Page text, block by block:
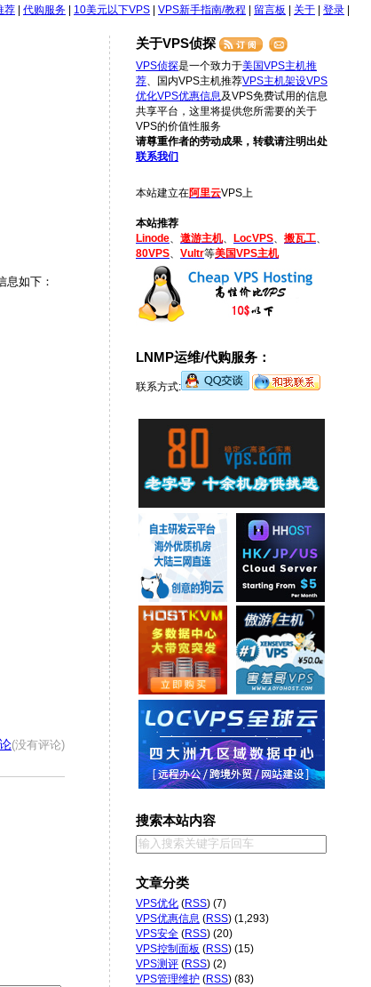
荐 代购服务 10美元以下VPS VPS新手指南/教程 留言板 关于 登录
如下：
(没有评论)
关于VPS侦探
VPS侦探是一个致力于美国VPS主机推
荐 、国内VPS主机推荐VPS主机架设VPS
优化VPS优惠信息 及VPS免费试用的信息
共享平台，这里将提供您所需要的关于
VPS的价值性服务
请尊重作者的劳动成果，转载请注明出处
联系我们
本站建立在阿里云VPS上
本站推荐
Linode
遨游主机、 LocVPS 搬瓦工
80VPS
Vultr等美国VPS主机
LNMP运维/代购服务：
联系方式:
搜索本站内容
文章分类
VPS优化 (RSS) (7)
VPS优惠信息 (RSS) (1,293)
VPS安全 (RSS) (20)
VPS控制面板 (RSS) (15)
VPS测评 (RSS) (2)
VPS管理维护 (RSS) (83)